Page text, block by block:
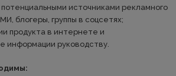
источниками рекламного
блогеры, группы в соцсетях;
продукта в интернете и
информации руководству.